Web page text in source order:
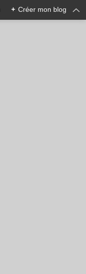
+ Créer mon blog